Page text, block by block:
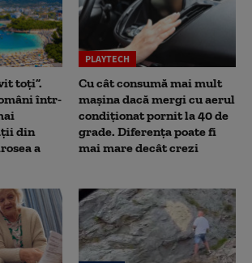
toți”.
într-
din
a
PLAYTECH
Cu cât consumă mai mult
mașina dacă mergi cu aerul
condiționat pornit la 40 de
grade. Diferența poate fi
mai mare decât crezi